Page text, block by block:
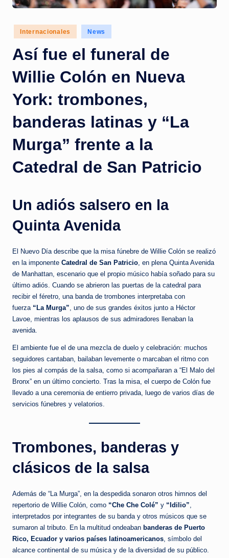
c
i
a
s
a
l
n
s
t
a
t
e
Posted
in
Internacionales News
Así fue el funeral de
Willie Colón en Nueva
York: trombones,
banderas latinas y “La
Murga” frente a la
Catedral de San Patricio
Un adiós salsero en la
Quinta Avenida
El Nuevo Día describe que la misa fúnebre de Willie Colón se realizó
en la imponente Catedral de San Patricio , en plena Quinta Avenida
de Manhattan, escenario que el propio músico había soñado para su
último adiós. Cuando se abrieron las puertas de la catedral para
recibir el féretro, una banda de trombones interpretaba con
fuerza “La Murga” , uno de sus grandes éxitos junto a Héctor
Lavoe, mientras los aplausos de sus admiradores llenaban la
avenida.
El ambiente fue el de una mezcla de duelo y celebración: muchos
seguidores cantaban, bailaban levemente o marcaban el ritmo con
los pies al compás de la salsa, como si acompañaran a “El Malo del
Bronx” en un último concierto. Tras la misa, el cuerpo de Colón fue
llevado a una ceremonia de entierro privada, luego de varios días de
servicios fúnebres y velatorios.
Trombones, banderas y
clásicos de la salsa
Además de “La Murga”, en la despedida sonaron otros himnos del
repertorio de Willie Colón, como “Che Che Colé” y “Idilio”
interpretados por integrantes de su banda y otros músicos que se
sumaron al tributo. En la multitud ondeaban banderas de Puerto
Rico, Ecuador y varios países latinoamericanos , símbolo del
alcance continental de su música y de la diversidad de su público.